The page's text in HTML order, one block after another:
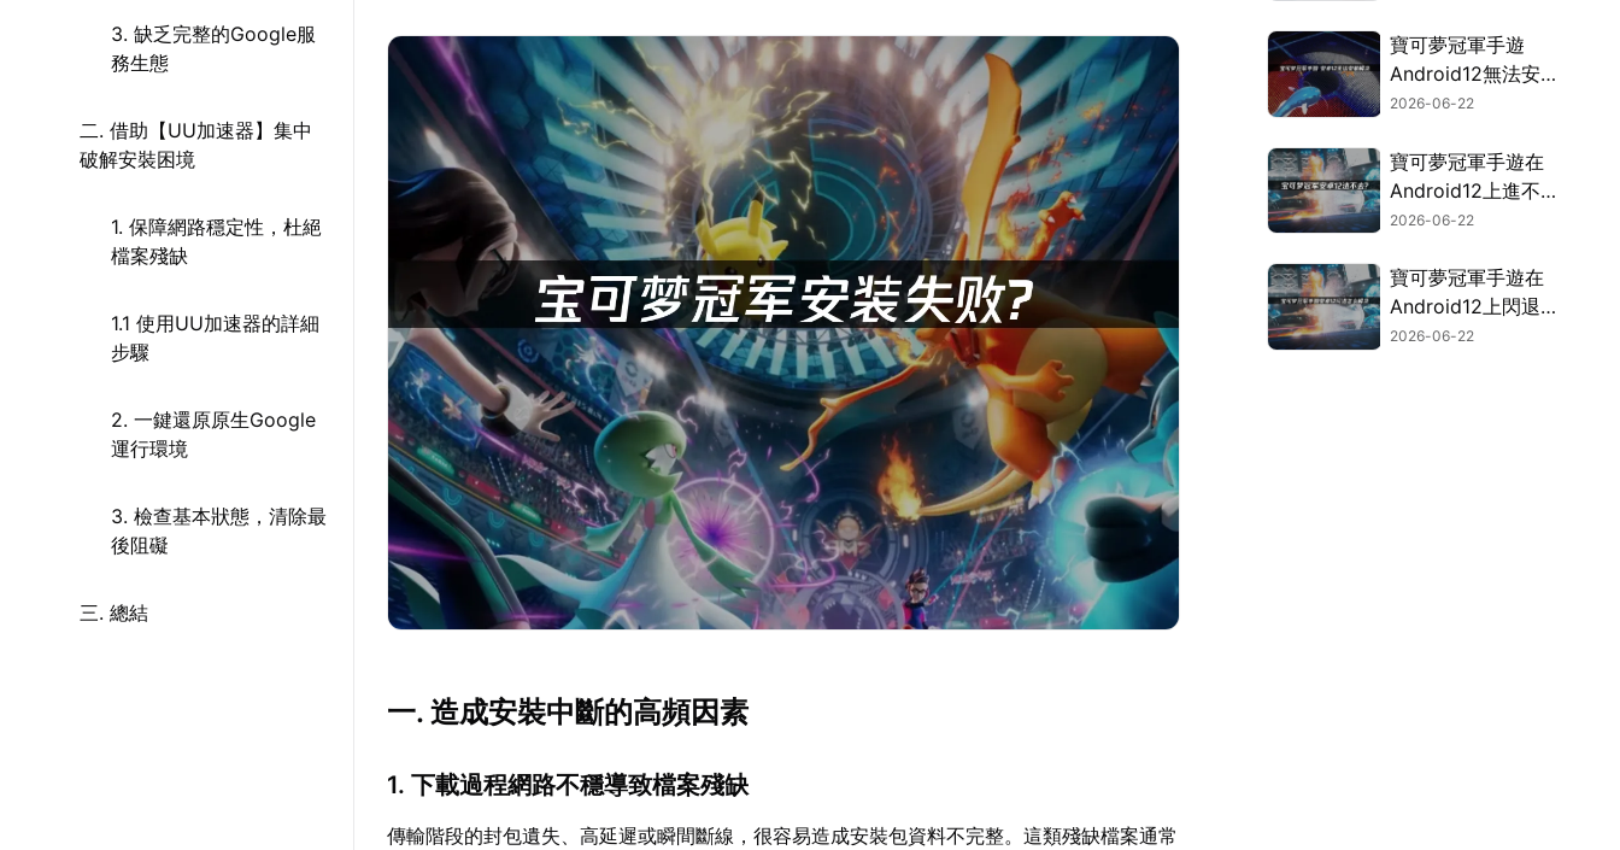
3. 缺乏完整的Google服
務生態
二. 借助【UU加速器】集中
破解安裝困境
1. 保障網路穩定性，杜絕
檔案殘缺
1.1 使用UU加速器的詳細
步驟
2. 一鍵還原原生Google
運行環境
3. 檢查基本狀態，清除最
後阻礙
三. 總結
一. 造成安裝中斷的高頻因素
1. 下載過程網路不穩導致檔案殘缺
傳輸階段的封包遺失、高延遲或瞬間斷線，很容易造成安裝包資料不完整。這類殘缺檔案通常
用，就能輕鬆搞定！
寶可夢冠軍手遊
Android12無法安
裝？UU空間幫你輕
2026-06-22
寶可夢冠軍手遊在
Android12上進不
去？快速解決攻略！
2026-06-22
寶可夢冠軍手遊在
Android12上閃退？
完整修復攻略！
2026-06-22